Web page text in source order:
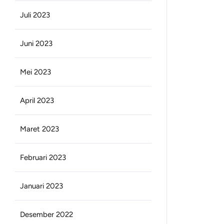
Juli 2023
Juni 2023
Mei 2023
April 2023
Maret 2023
Februari 2023
Januari 2023
Desember 2022